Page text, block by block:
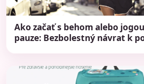
Ako začať s behom alebo
pauze: Bezbolestný návrat k